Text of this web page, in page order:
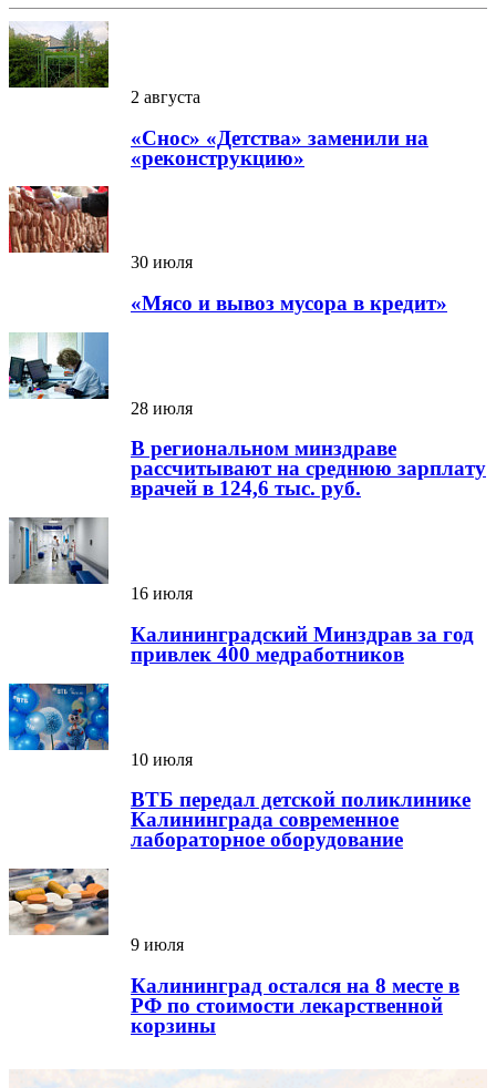
2 августа
«Снос» «Детства» заменили на
«реконструкцию»
30 июля
«Мясо и вывоз мусора в кредит»
28 июля
В региональном минздраве
рассчитывают на среднюю зарплату
врачей в 124,6 тыс. руб.
16 июля
Калининградский Минздрав за год
привлек 400 медработников
10 июля
ВТБ передал детской поликлинике
Калининграда современное
лабораторное оборудование
9 июля
Калининград остался на 8 месте в
РФ по стоимости лекарственной
корзины